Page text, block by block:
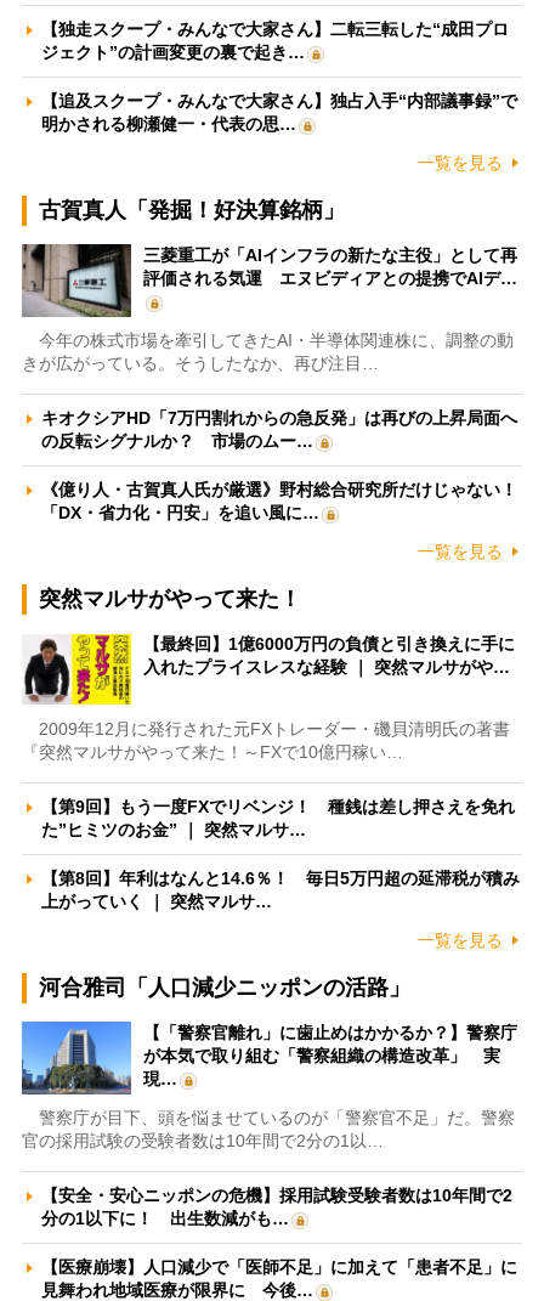
【独走スクープ・みんなで大家さん】二転三転した“成田プロ
ジェクト”の計画変更の裏で起き…
【追及スクープ・みんなで大家さん】独占入手“内部議事録”で
明かされる柳瀬健一・代表の思…
一覧を見る
古賀真人「発掘！好決算銘柄」
三菱重工が「AIインフラの新たな主役」として再
評価される気運 エヌビディアとの提携でAIデ…
今年の株式市場を牽引してきたAI・半導体関連株に、調整の動
きが広がっている。そうしたなか、再び注目…
キオクシアHD「7万円割れからの急反発」は再びの上昇局面へ
の反転シグナルか？ 市場のムー…
《億り人・古賀真人氏が厳選》野村総合研究所だけじゃない！
「DX・省力化・円安」を追い風に…
一覧を見る
突然マルサがやって来た！
【最終回】1億6000万円の負債と引き換えに手に
入れたプライスレスな経験 ｜ 突然マルサがや…
2009年12月に発行された元FXトレーダー・磯貝清明氏の著書
『突然マルサがやって来た！～FXで10億円稼い…
【第9回】もう一度FXでリベンジ！ 種銭は差し押さえを免れ
た”ヒミツのお金” ｜ 突然マルサ…
【第8回】年利はなんと14.6％！ 毎日5万円超の延滞税が積み
上がっていく ｜ 突然マルサ…
一覧を見る
河合雅司「人口減少ニッポンの活路」
【「警察官離れ」に歯止めはかかるか？】警察庁
が本気で取り組む「警察組織の構造改革」 実
現…
警察庁が目下、頭を悩ませているのが「警察官不足」だ。警察
官の採用試験の受験者数は10年間で2分の1以…
【安全・安心ニッポンの危機】採用試験受験者数は10年間で2
分の1以下に！ 出生数減がも…
【医療崩壊】人口減少で「医師不足」に加えて「患者不足」に
見舞われ地域医療が限界に 今後…